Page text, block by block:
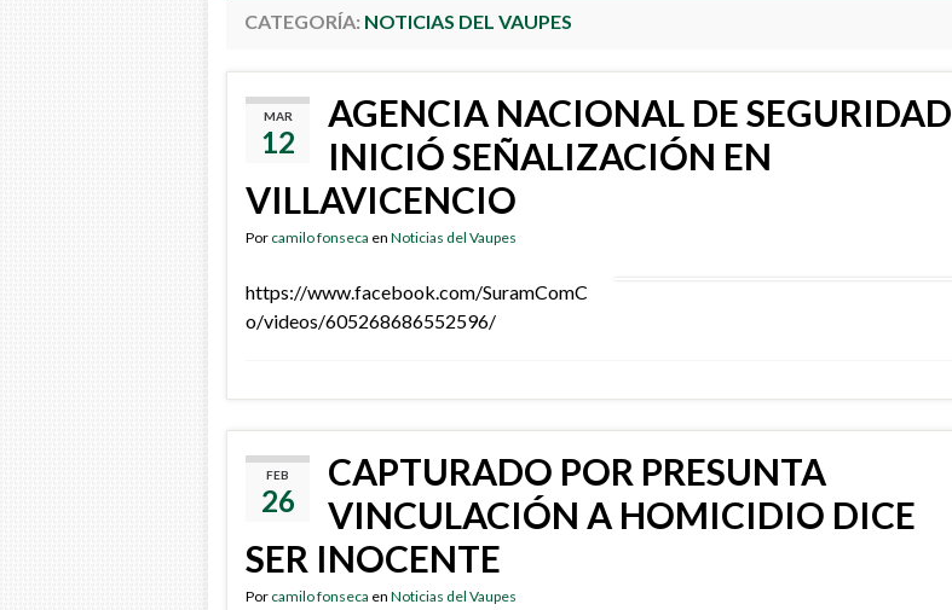
CATEGORÍA: NOTICIAS DEL VAUPES
MAR
12
AGENCIA NACIONAL DE SEGURIDAD
INICIÓ SEÑALIZACIÓN EN
VILLAVICENCIO
Por camilo fonseca en Noticias del Vaupes
https://www.facebook.com/SuramComC
o/videos/605268686552596/
FEB
26
CAPTURADO POR PRESUNTA
VINCULACIÓN A HOMICIDIO DICE
SER INOCENTE
Por camilo fonseca en Noticias del Vaupes